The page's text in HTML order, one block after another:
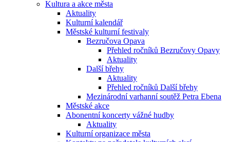
Kultura a akce města
Aktuality
Kulturní kalendář
Městské kulturní festivaly
Bezručova Opava
Přehled ročníků Bezručovy Opavy
Aktuality
Další břehy
Aktuality
Přehled ročníků Další břehy
Mezinárodní varhanní soutěž Petra Ebena
Městské akce
Abonentní koncerty vážné hudby
Aktuality
Kulturní organizace města